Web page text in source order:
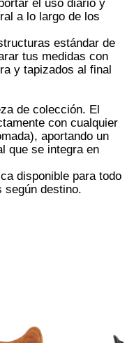
el uso diario y
a lo largo de los
estándar de
tus medidas con
y tapizados al final
de colección. El
con cualquier
aportando un
que se integra en
disponible para todo
según destino.